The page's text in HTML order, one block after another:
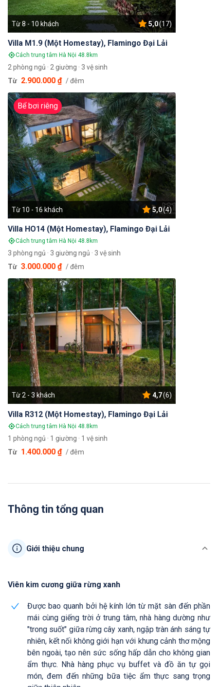
Villa M1.9 (Một Homestay), Flamingo Đại Lải
Cách trung tâm Hà Nội 48.8km
Từ 8 - 10 khách 5,0(17)
2 phòng ngủ · 2 giường · 3 vệ sinh
Từ 2.900.000 ₫ / đêm
Villa HO14 (Một Homestay), Flamingo Đại Lải
Cách trung tâm Hà Nội 48.8km
Từ 10 - 16 khách 5,0(4)
3 phòng ngủ · 3 giường ngủ · 3 vệ sinh
Từ 3.000.000 ₫ / đêm
Bể bơi riêng
Villa R312 (Một Homestay), Flamingo Đại Lải
Cách trung tâm Hà Nội 48.8km
Từ 2 - 3 khách 4,7(6)
1 phòng ngủ · 1 giường · 1 vệ sinh
Từ 1.400.000 ₫ / đêm
Thông tin tổng quan
Giới thiệu chung
Viên kim cương giữa rừng xanh
Được bao quanh bởi hệ kính lớn từ mặt sàn đến phần
mái cùng giếng trời ở trung tâm, nhà hàng dường như
"trong suốt" giữa rừng cây xanh, ngập tràn ánh sáng tự
nhiên, kết nối không giới hạn với khung cảnh thơ mộng
bên ngoài, tạo nên sức sống hấp dẫn cho không gian
ẩm thực. Nhà hàng phục vụ buffet và đồ ăn tự gọi
món, đem đến những bữa tiệc ẩm thực sang trọng